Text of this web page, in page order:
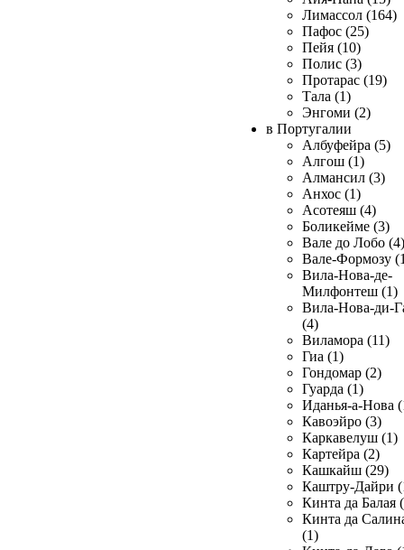
Лимассол (164)
Пафос (25)
Пейя (10)
Полис (3)
Протарас (19)
Тала (1)
Энгоми (2)
в Португалии
Албуфейра (5)
Алгош (1)
Алмансил (3)
Анхос (1)
Асотеяш (4)
Боликейме (3)
Вале до Лобо (4)
Вале-Формозу
Вила-Нова-де-
Милфонтеш (1)
Вила-Нова-ди-
(4)
Виламора (11)
Гиа (1)
Гондомар (2)
Гуарда (1)
Иданья-а-Нова
Кавоэйро (3)
Каркавелуш (1)
Картейра (2)
Кашкайш (29)
Каштру-Дайри
Кинта да Балая
Кинта да
(1)